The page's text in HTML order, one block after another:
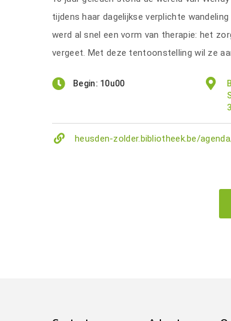
tijdens haar dagelijkse verplichte
werd al snel een vorm van therapie: het
vergeet. Met deze tentoonstelling wil ze
Begin: 10u00
heusden-zolder.bibliotheek.be/